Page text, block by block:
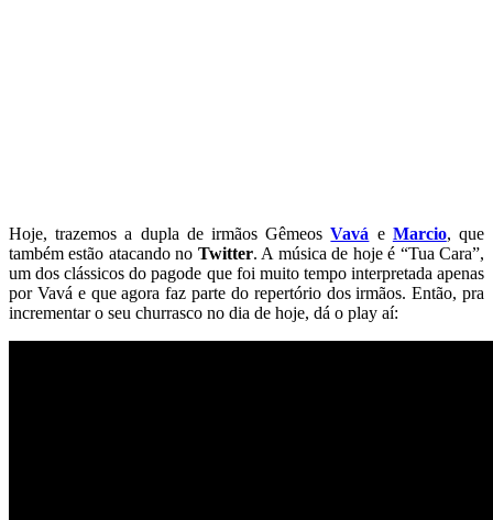
Hoje, trazemos a dupla de irmãos GêmeosVavá e Marcio, que
também estão atacando no Twitter. A música de hoje é “Tua Cara”,
um dos clássicos do pagode que foi muito tempo interpretada apenas
por Vavá e que agora faz parte do repertório dos irmãos. Então, pra
incrementar o seu churrasco no dia de hoje, dá o play aí: